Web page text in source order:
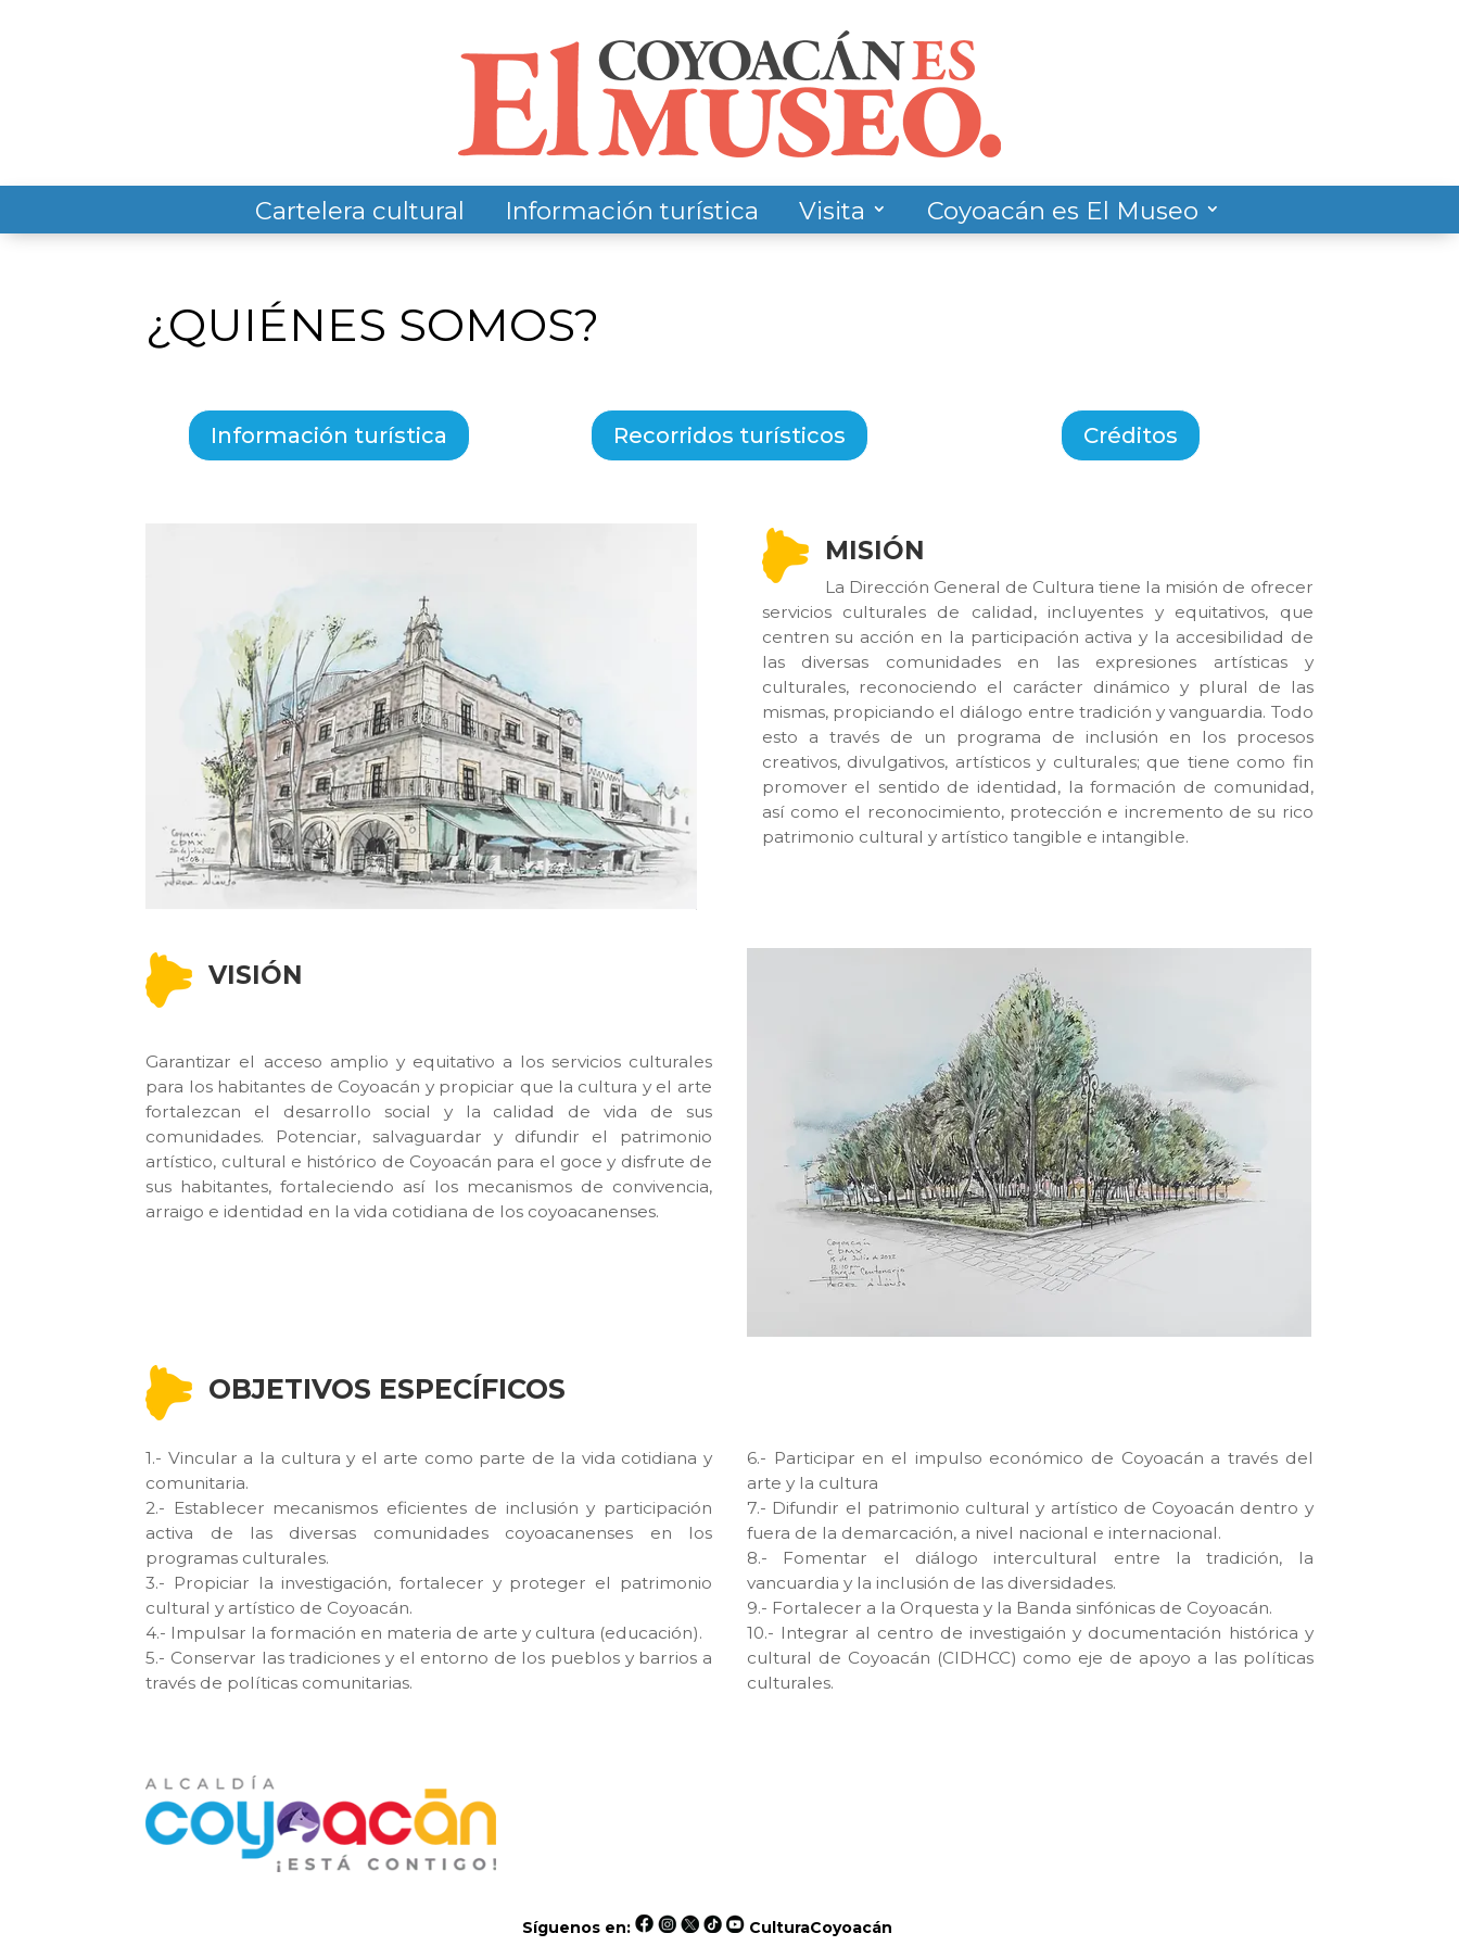
Cartelera cultural Información turística Visita Coyoacán es El Museo
¿QUIÉNES SOMOS?
Información turística Recorridos turísticos Créditos
MISIÓN
La Dirección General de Cultura tiene la misión de ofrecer
servicios culturales de calidad, incluyentes y equitativos, que
centren su acción en la participación activa y la accesibilidad de
las diversas comunidades en las expresiones artísticas y
culturales, reconociendo el carácter dinámico y plural de las
mismas, propiciando el diálogo entre tradición y vanguardia. Todo
esto a través de un programa de inclusión en los procesos
creativos, divulgativos, artísticos y culturales; que tiene como fin
promover el sentido de identidad, la formación de comunidad,
así como el reconocimiento, protección e incremento de su rico
patrimonio cultural y artístico tangible e intangible.
VISIÓN
Garantizar el acceso amplio y equitativo a los servicios culturales
para los habitantes de Coyoacán y propiciar que la cultura y el arte
fortalezcan el desarrollo social y la calidad de vida de sus
comunidades. Potenciar, salvaguardar y difundir el patrimonio
artístico, cultural e histórico de Coyoacán para el goce y disfrute de
sus habitantes, fortaleciendo así los mecanismos de convivencia,
arraigo e identidad en la vida cotidiana de los coyoacanenses.
OBJETIVOS ESPECÍFICOS
1.- Vincular a la cultura y el arte como parte de la vida cotidiana y
comunitaria.
2.- Establecer mecanismos eficientes de inclusión y participación
activa de las diversas comunidades coyoacanenses en los
programas culturales.
3.- Propiciar la investigación, fortalecer y proteger el patrimonio
cultural y artístico de Coyoacán.
4.- Impulsar la formación en materia de arte y cultura (educación).
5.- Conservar las tradiciones y el entorno de los pueblos y barrios a
través de políticas comunitarias.
6.- Participar en el impulso económico de Coyoacán a través del
arte y la cultura
7.- Difundir el patrimonio cultural y artístico de Coyoacán dentro y
fuera de la demarcación, a nivel nacional e internacional.
8.- Fomentar el diálogo intercultural entre la tradición, la
vancuardia y la inclusión de las diversidades.
9.- Fortalecer a la Orquesta y la Banda sinfónicas de Coyoacán.
10.- Integrar al centro de investigaión y documentación histórica y
cultural de Coyoacán (CIDHCC) como eje de apoyo a las políticas
culturales.
Síguenos en: CulturaCoyoacán